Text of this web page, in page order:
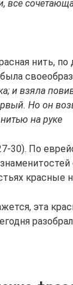
все
нить,
и взяла
Но он
на руке
30). По
красные
эта